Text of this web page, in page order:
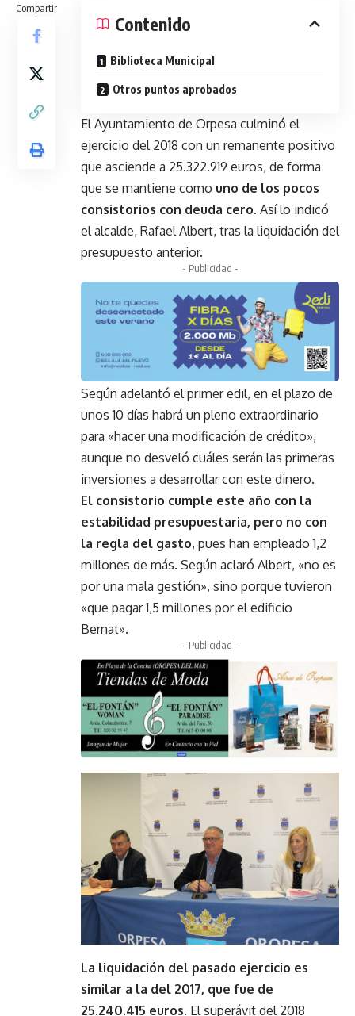
Compartir
Contenido
Biblioteca Municipal
Otros puntos aprobados
El Ayuntamiento de Orpesa culminó el
ejercicio del 2018 con un remanente positivo
que asciende a 25.322.919 euros, de forma
que se mantiene como uno de los pocos
consistorios con deuda cero. Así lo indicó
el alcalde, Rafael Albert, tras la liquidación del
presupuesto anterior.
- Publicidad -
Según adelantó el primer edil, en el plazo de
unos 10 días habrá un pleno extraordinario
para «hacer una modificación de crédito»,
aunque no desveló cuáles serán las primeras
inversiones a desarrollar con este dinero.
El consistorio cumple este año con la
estabilidad presupuestaria, pero no con
la regla del gasto, pues han empleado 1,2
millones de más. Según aclaró Albert, «no es
por una mala gestión», sino porque tuvieron
«que pagar 1,5 millones por el edificio
Bernat».
- Publicidad -
La liquidación del pasado ejercicio es
similar a la del 2017, que fue de
25.240.415 euros. El superávit del 2018